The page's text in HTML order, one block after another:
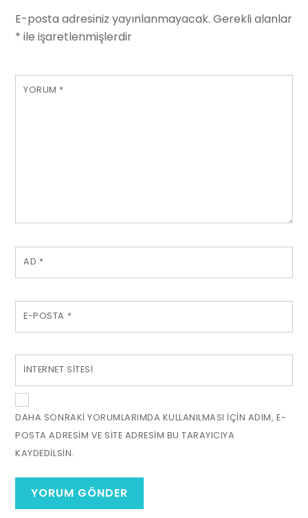
E-posta adresiniz yayınlanmayacak. Gerekli alanlar
* ile işaretlenmişlerdir
YORUM *
AD *
E-POSTA *
İNTERNET SITESI
DAHA SONRAKI YORUMLARIMDA KULLANILMASI IÇIN ADIM, E-
POSTA ADRESIM VE SITE ADRESIM BU TARAYICIYA
KAYDEDILSIN.